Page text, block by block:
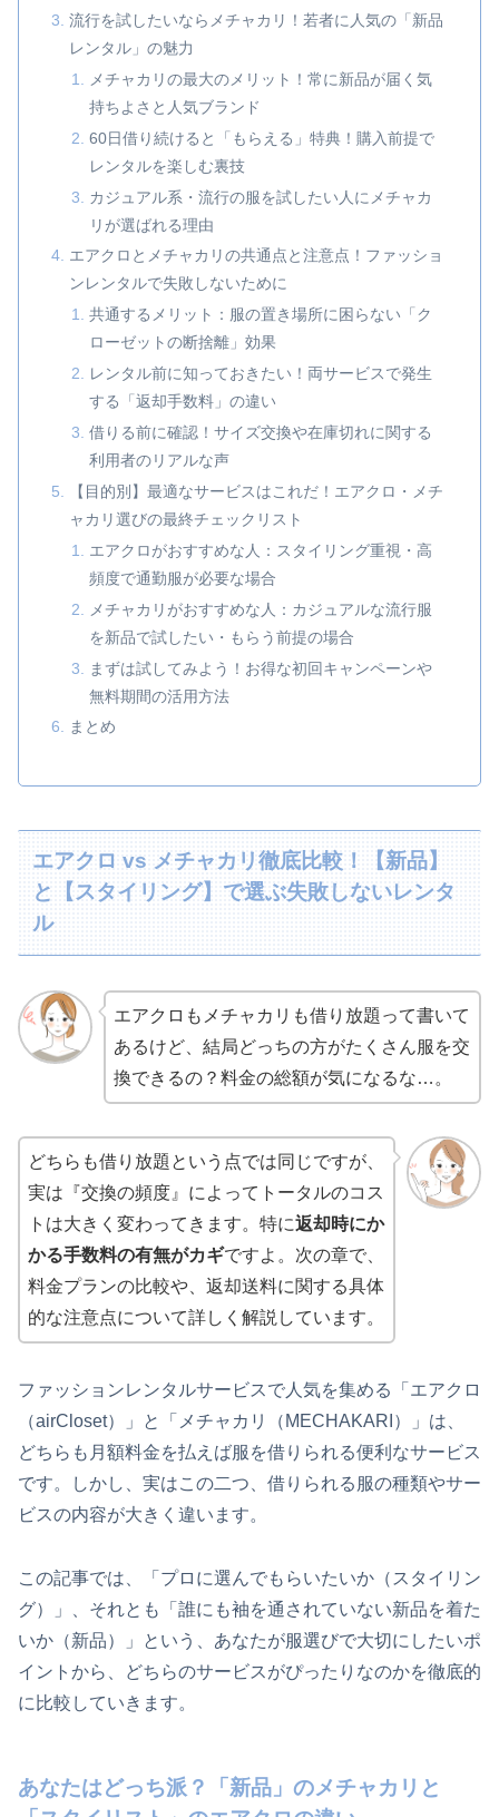
流行を試したいならメチャカリ！若者に人気の「新品
レンタル」の魅力
メチャカリの最大のメリット！常に新品が届く気
持ちよさと人気ブランド
60日借り続けると「もらえる」特典！購入前提で
レンタルを楽しむ裏技
カジュアル系・流行の服を試したい人にメチャカ
リが選ばれる理由
エアクロとメチャカリの共通点と注意点！ファッショ
ンレンタルで失敗しないために
共通するメリット：服の置き場所に困らない「ク
ローゼットの断捨離」効果
レンタル前に知っておきたい！両サービスで発生
する「返却手数料」の違い
借りる前に確認！サイズ交換や在庫切れに関する
利用者のリアルな声
【目的別】最適なサービスはこれだ！エアクロ・メチ
ャカリ選びの最終チェックリスト
エアクロがおすすめな人：スタイリング重視・高
頻度で通勤服が必要な場合
メチャカリがおすすめな人：カジュアルな流行服
を新品で試したい・もらう前提の場合
まずは試してみよう！お得な初回キャンペーンや
無料期間の活用方法
まとめ
エアクロ vs メチャカリ徹底比較！【新品】
と【スタイリング】で選ぶ失敗しないレンタ
ル
エアクロもメチャカリも借り放題って書いて
あるけど、結局どっちの方がたくさん服を交
換できるの？料金の総額が気になるな…。
どちらも借り放題という点では同じですが、
実は『交換の頻度』によってトータルのコス
トは大きく変わってきます。特に返却時にか
かる手数料の有無がカギですよ。次の章で、
料金プランの比較や、返却送料に関する具体
的な注意点について詳しく解説しています。
ファッションレンタルサービスで人気を集める「エアクロ
（airCloset）」と「メチャカリ（MECHAKARI）」は、
どちらも月額料金を払えば服を借りられる便利なサービス
です。しかし、実はこの二つ、借りられる服の種類やサー
ビスの内容が大きく違います。
この記事では、「プロに選んでもらいたいか（スタイリン
グ）」、それとも「誰にも袖を通されていない新品を着た
いか（新品）」という、あなたが服選びで大切にしたいポ
イントから、どちらのサービスがぴったりなのかを徹底的
に比較していきます。
あなたはどっち派？「新品」のメチャカリと